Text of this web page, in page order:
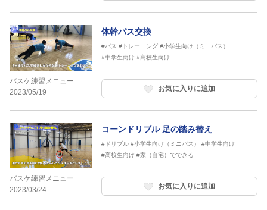
バスケ練習メニュー
2023/05/19
体幹パス交換
#パス #トレーニング #小学生向け（ミニバス）
#中学生向け #高校生向け
お気に入りに追加
バスケ練習メニュー
2023/03/24
コーンドリブル 足の踏み替え
#ドリブル #小学生向け（ミニバス）
#中学生向け
#高校生向け #家（自宅）でできる
お気に入りに追加